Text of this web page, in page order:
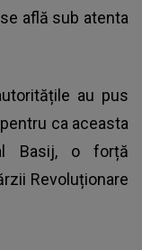
află sub atenta
au pus
ca aceasta
Basij, o forță
Revoluționare